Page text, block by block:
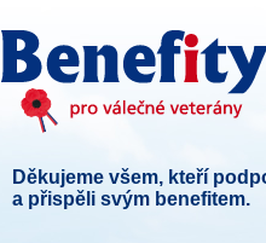
Děkujeme všem, kteří
a přispěli svým benefitem.